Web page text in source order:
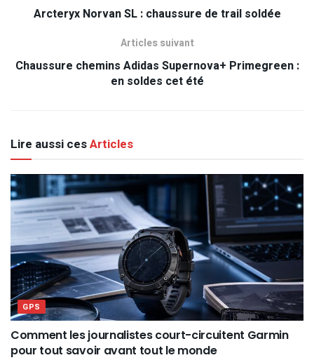
Arcteryx Norvan SL : chaussure de trail soldée
Articles suivant
Chaussure chemins Adidas Supernova+ Primegreen :
en soldes cet été
Lire aussi cesArticles
GPS
Comment les journalistes court-circuitent Garmin
pour tout savoir avant tout le monde